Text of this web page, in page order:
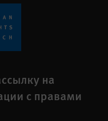
на
с правами